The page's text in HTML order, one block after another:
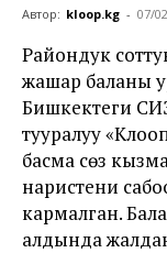
Автор: kloop.kg - 07/
Райондук
жашар баланы
Бишкектеги
тууралуу
басма сөз
наристени
кармалган.
алдында